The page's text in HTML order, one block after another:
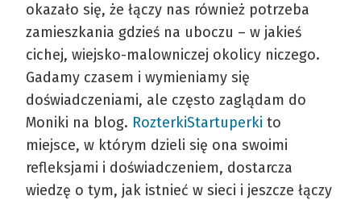
okazało się, że łączy nas również potrzeba
zamieszkania gdzieś na uboczu – w jakieś
cichej, wiejsko-malowniczej okolicy niczego.
Gadamy czasem i wymieniamy się
doświadczeniami, ale często zaglądam do
Moniki na blog. RozterkiStartuperki to
miejsce, w którym dzieli się ona swoimi
refleksjami i doświadczeniem, dostarcza
wiedzę o tym, jak istnieć w sieci i jeszcze łączy